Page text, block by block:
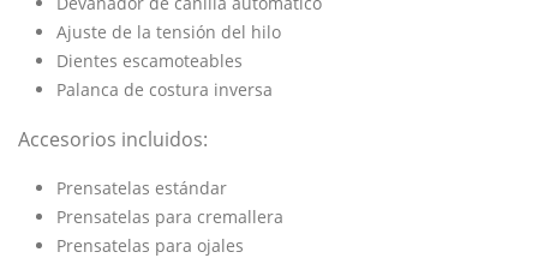
Ajuste de la tensión del hilo
Dientes escamoteables
Palanca de costura inversa
Accesorios incluidos:
Prensatelas estándar
Prensatelas para cremallera
Prensatelas para ojales